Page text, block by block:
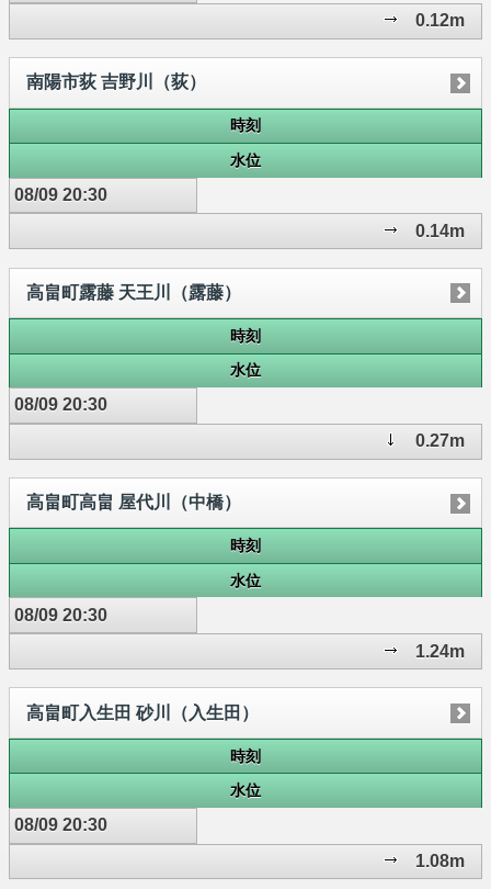
0.12m
南陽市荻 吉野川（荻）
時刻
水位
08/09 20:30
0.14m
高畠町露藤 天王川（露藤）
時刻
水位
08/09 20:30
0.27m
高畠町高畠 屋代川（中橋）
時刻
水位
08/09 20:30
1.24m
高畠町入生田 砂川（入生田）
時刻
水位
08/09 20:30
1.08m